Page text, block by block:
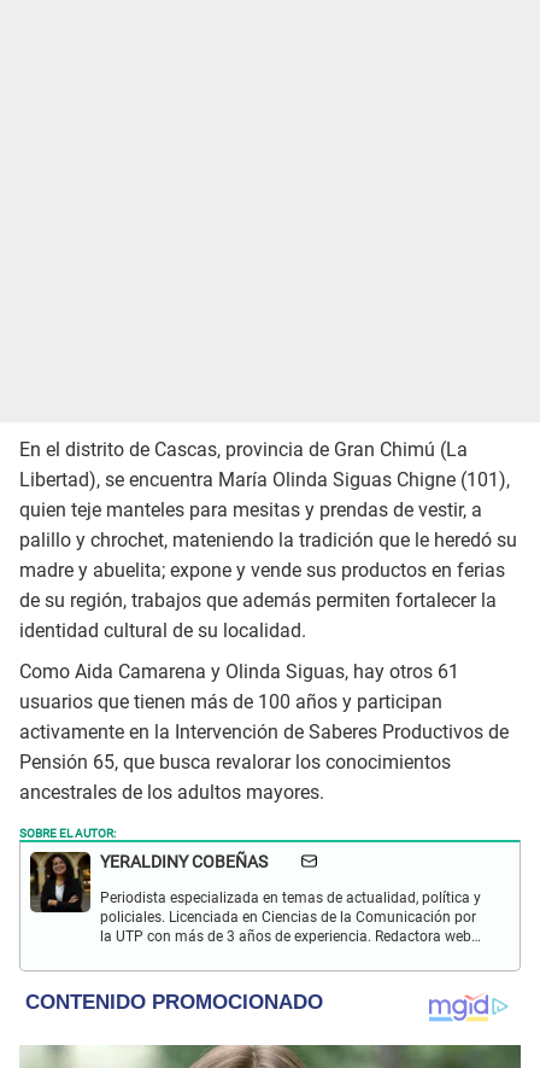
En el distrito de Cascas, provincia de Gran Chimú (La
Libertad), se encuentra María Olinda Siguas Chigne (101),
quien teje manteles para mesitas y prendas de vestir, a
palillo y chrochet, mateniendo la tradición que le heredó su
madre y abuelita; expone y vende sus productos en ferias
de su región, trabajos que además permiten fortalecer la
identidad cultural de su localidad.
Como Aida Camarena y Olinda Siguas, hay otros 61
usuarios que tienen más de 100 años y participan
activamente en la Intervención de Saberes Productivos de
Pensión 65, que busca revalorar los conocimientos
ancestrales de los adultos mayores.
SOBRE EL AUTOR:
YERALDINY COBEÑAS
Periodista especializada en temas de actualidad, política y
policiales. Licenciada en Ciencias de la Comunicación por
la UTP con más de 3 años de experiencia. Redactora web
en temas relacionados con misterios, películas y series
policiales.